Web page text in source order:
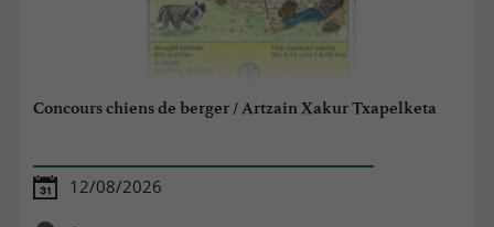
Concours chiens de berger / Artzain Xakur Txapelketa
12/08/2026